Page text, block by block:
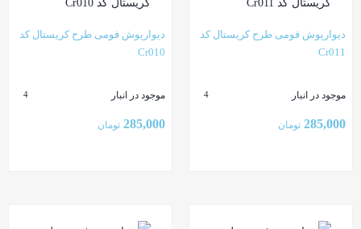
دیوارپوش فومی طرح کریستال کد
Cr011
موجود در انبار 4
285,000 تومان
دیوارپوش فومی طرح کریستال کد
Cr010
موجود در انبار 4
285,000 تومان